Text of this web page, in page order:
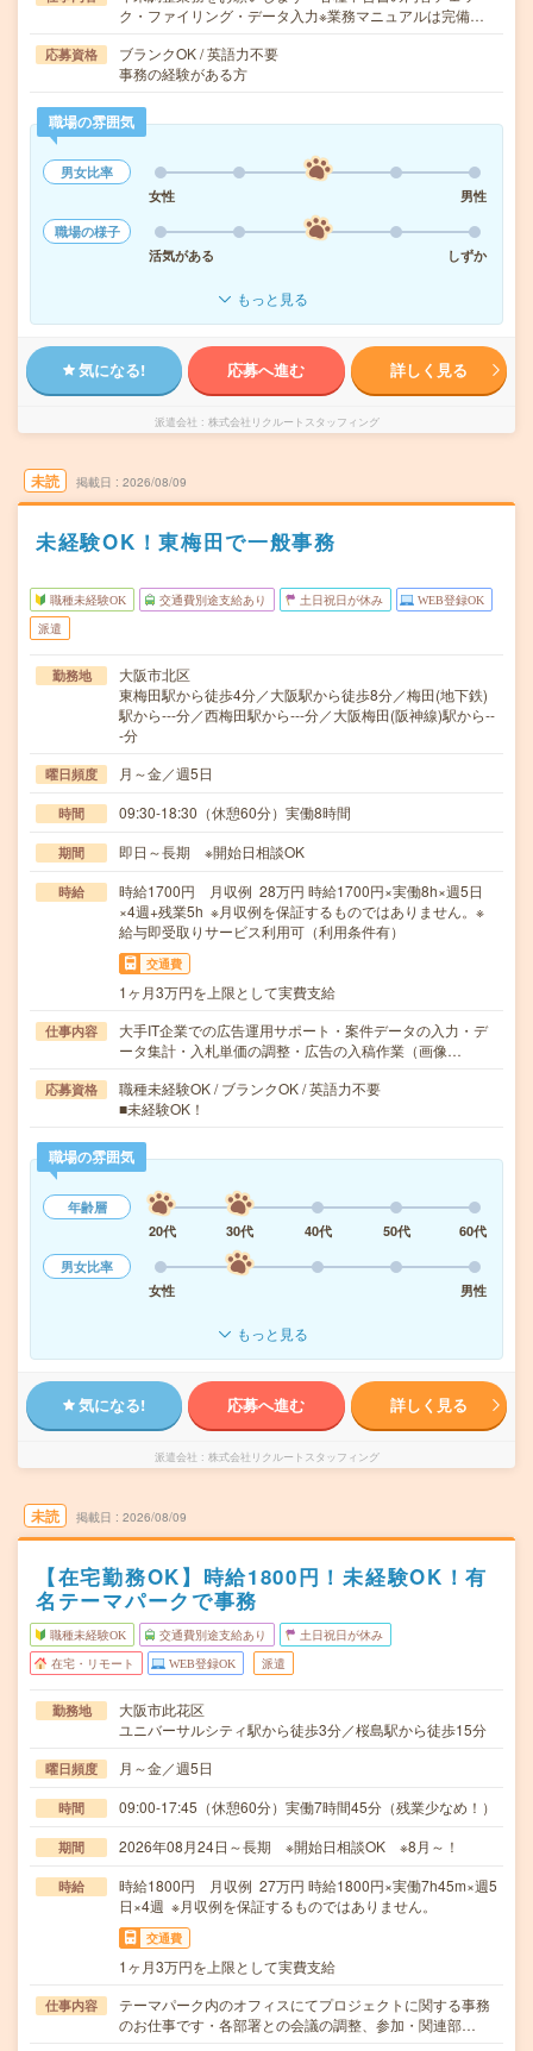
ク・ファイリング・データ入力※業務マニュアルは完備…
応募資格
ブランクOK / 英語力不要
事務の経験がある方
職場の雰囲気
男女比率
女性
男性
職場の様子
活気がある
しずか
もっと見る
気になる! 応募へ進む 詳しく見る
派遣会社 株式会社リクルートスタッフィング
未読 掲載日 2026/08/09
未経験OK！東梅田で一般事務
職種未経験OK 交通費別途支給あり 土日祝日が休み WEB登録OK
派遣
勤務地
大阪市北区
東梅田駅から徒歩4分／大阪駅から徒歩8分／梅田(地下鉄)
駅から---分／西梅田駅から---分／大阪梅田(阪神線)駅から--
-分
曜日頻度 月～金／週5日
時間 09:30-18:30（休憩60分）実働8時間
期間 即日～長期 ※開始日相談OK
時給
時給1700円 月収例 28万円 時給1700円×実働8h×週5日
×4週+残業5h ※月収例を保証するものではありません。※
給与即受取りサービス利用可（利用条件有）
交通費
1ヶ月3万円を上限として実費支給
仕事内容
大手IT企業での広告運用サポート・案件データの入力・デ
ータ集計・入札単価の調整・広告の入稿作業（画像…
応募資格
職種未経験OK / ブランクOK / 英語力不要
■未経験OK！
職場の雰囲気
年齢層
20代
30代 40代 50代
60代
男女比率
女性
男性
もっと見る
気になる! 応募へ進む 詳しく見る
派遣会社 株式会社リクルートスタッフィング
未読 掲載日 2026/08/09
【在宅勤務OK】時給1800円！未経験OK！有
名テーマパークで事務
職種未経験OK 交通費別途支給あり 土日祝日が休み
在宅・リモート WEB登録OK 派遣
勤務地
大阪市此花区
ユニバーサルシティ駅から徒歩3分／桜島駅から徒歩15分
曜日頻度 月～金／週5日
時間 09:00-17:45（休憩60分）実働7時間45分（残業少なめ！）
期間 2026年08月24日～長期 ※開始日相談OK ※8月～！
時給
時給1800円 月収例 27万円 時給1800円×実働7h45m×週5
日×4週 ※月収例を保証するものではありません。
交通費
1ヶ月3万円を上限として実費支給
仕事内容
テーマパーク内のオフィスにてプロジェクトに関する事務
のお仕事です・各部署との会議の調整、参加・関連部…